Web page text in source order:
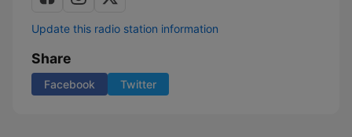
Update this radio station information
Share
Facebook Twitter